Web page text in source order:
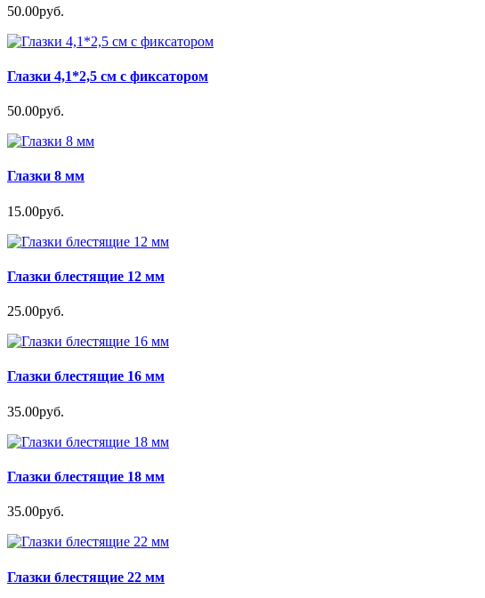
50.00руб.
Глазки 4,1*2,5 см с фиксатором
50.00руб.
Глазки 8 мм
15.00руб.
Глазки блестящие 12 мм
25.00руб.
Глазки блестящие 16 мм
35.00руб.
Глазки блестящие 18 мм
35.00руб.
Глазки блестящие 22 мм